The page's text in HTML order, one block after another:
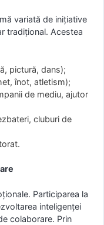
variată de inițiative
tradițional. Acestea
pictură, dans);
înot, atletism);
de mediu, ajutor
cluburi de
Participarea la
inteligenței
colaborare. Prin